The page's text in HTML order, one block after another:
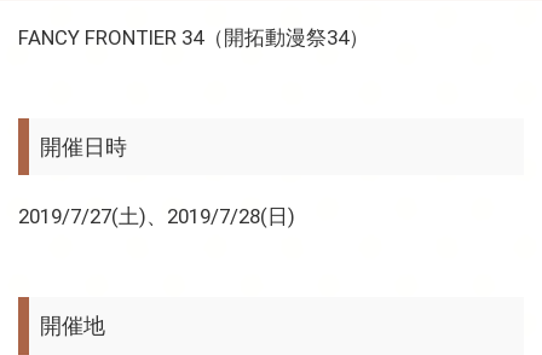
FANCY FRONTIER 34（開拓動漫祭34）
開催日時
2019/7/27(土)、2019/7/28(日)
開催地